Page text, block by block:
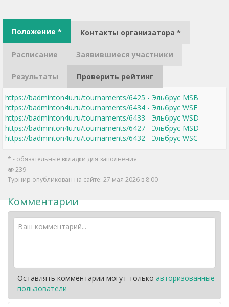
Положение * Контакты организатора *
Расписание Заявившиеся участники
Результаты Проверить рейтинг
https://badminton4u.ru/tournaments/6425 - Эльбрус MSB
https://badminton4u.ru/tournaments/6434 - Эльбрус WSE
https://badminton4u.ru/tournaments/6433 - Эльбрус WSD
https://badminton4u.ru/tournaments/6427 - Эльбрус MSD
https://badminton4u.ru/tournaments/6432 - Эльбрус WSC
* - обязательные вкладки для заполнения
239
Турнир опубликован на сайте: 27 мая 2026 в 8:00
Комментарии
Оставлять комментарии могут только авторизованные
пользователи